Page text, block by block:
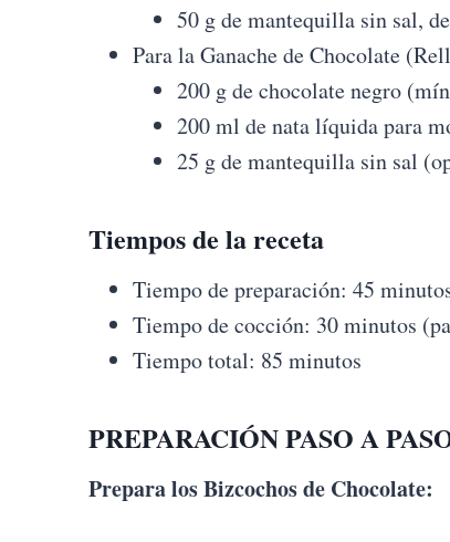
50 g de mantequilla sin sal,
Para la Ganache de Chocolate
200 g de chocolate negro
200 ml de nata líquida para
25 g de mantequilla sin sal
Tiempos de la receta
Tiempo de preparación: 45
Tiempo de cocción: 30 minutos
Tiempo total: 85 minutos
PREPARACIÓN PASO A
Prepara los Bizcochos de Chocolate: